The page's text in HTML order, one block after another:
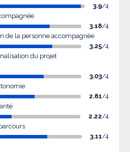
3.9/4
3.18/4
de la personne accompagnée
3.25/4
du projet
3.03/4
2.81/4
2.22/4
3.11/4